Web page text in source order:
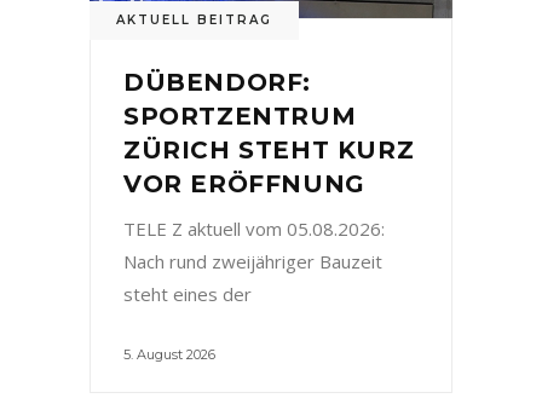
AKTUELL BEITRAG
DÜBENDORF:
SPORTZENTRUM
ZÜRICH STEHT KURZ
VOR ERÖFFNUNG
TELE Z aktuell vom 05.08.2026:
Nach rund zweijähriger Bauzeit
steht eines der
5. August 2026